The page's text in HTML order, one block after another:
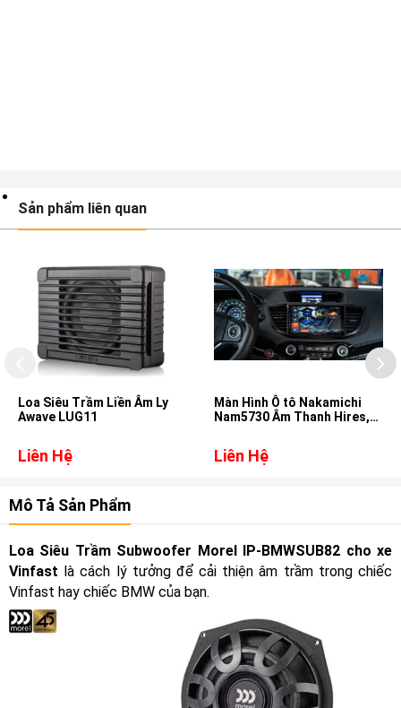
Sản phẩm liên quan
Loa Siêu Trầm Liền Âm Ly
Awave LUG11
Liên Hệ
Màn Hình Ô tô Nakamichi
Nam5730 Âm Thanh Hires,
Liên Hệ
Mô Tả Sản Phẩm
Loa Siêu Trầm Subwoofer Morel IP-BMWSUB82 cho xe
Vinfast là cách lý tưởng để cải thiện âm trầm trong chiếc
Vinfast hay chiếc BMW của bạn.